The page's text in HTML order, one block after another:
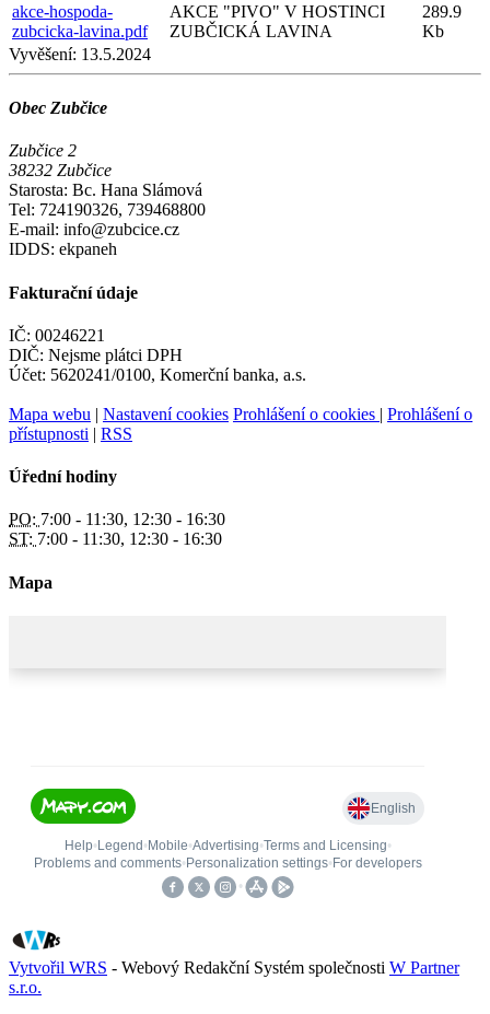
akce-hospoda-
zubcicka-lavina.pdf
AKCE "PIVO" V HOSTINCI
ZUBČICKÁ LAVINA
289.9
Kb
Vyvěšení: 13.5.2024
Obec Zubčice
Zubčice 2
38232 Zubčice
Starosta: Bc. Hana Slámová
Tel: 724190326, 739468800
E-mail: info@zubcice.cz
IDDS: ekpaneh
Fakturační údaje
IČ: 00246221
DIČ: Nejsme plátci DPH
Účet: 5620241/0100, Komerční banka, a.s.
Mapa webu | Nastavení cookies Prohlášení o cookies | Prohlášení o
přístupnosti | RSS
Úřední hodiny
PO: 7:00 - 11:30, 12:30 - 16:30
ST: 7:00 - 11:30, 12:30 - 16:30
Mapa
Vytvořil WRS - Webový Redakční Systém společnosti W Partner
s.r.o.